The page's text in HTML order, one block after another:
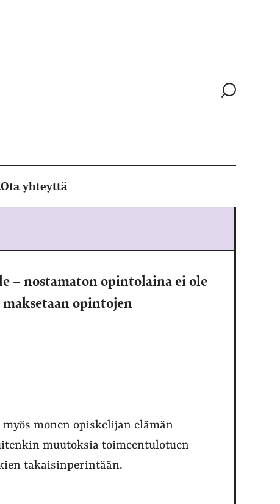
Siirry
Ota yhteyttä
– nostamaton opintolaina ei ole
opintojen
monen opiskelijan elämän
muutoksia toimeentulotuen
takaisinperintään.